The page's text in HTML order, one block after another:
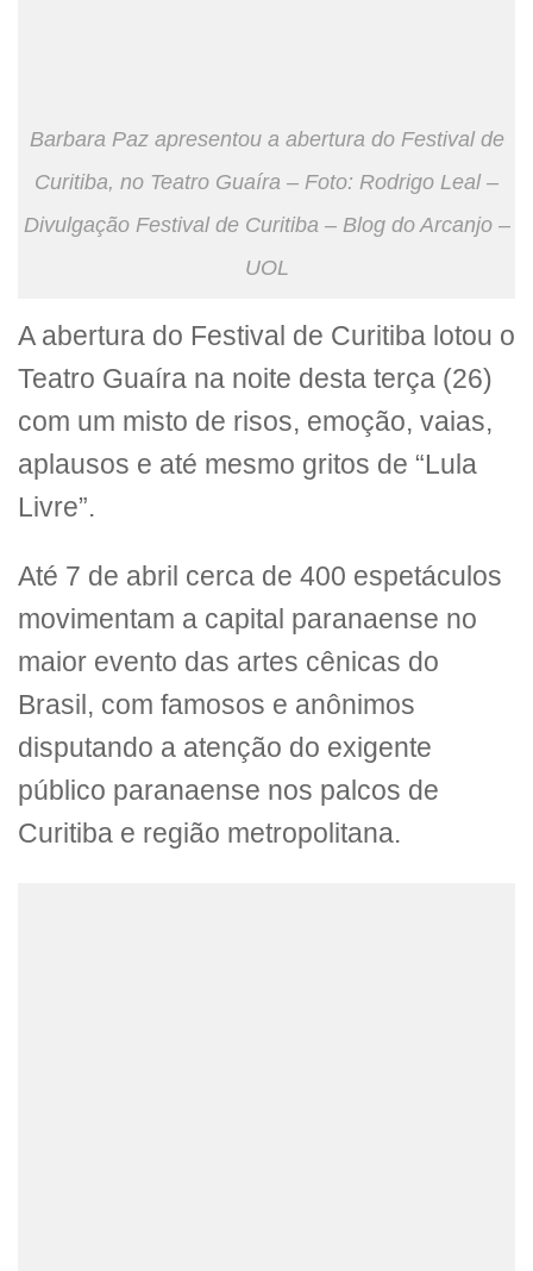
Barbara Paz apresentou a abertura do Festival de
Curitiba, no Teatro Guaíra – Foto: Rodrigo Leal –
Divulgação Festival de Curitiba – Blog do Arcanjo –
UOL
A abertura do Festival de Curitiba lotou o
Teatro Guaíra na noite desta terça (26)
com um misto de risos, emoção, vaias,
aplausos e até mesmo gritos de “Lula
Livre”.
Até 7 de abril cerca de 400 espetáculos
movimentam a capital paranaense no
maior evento das artes cênicas do
Brasil, com famosos e anônimos
disputando a atenção do exigente
público paranaense nos palcos de
Curitiba e região metropolitana.